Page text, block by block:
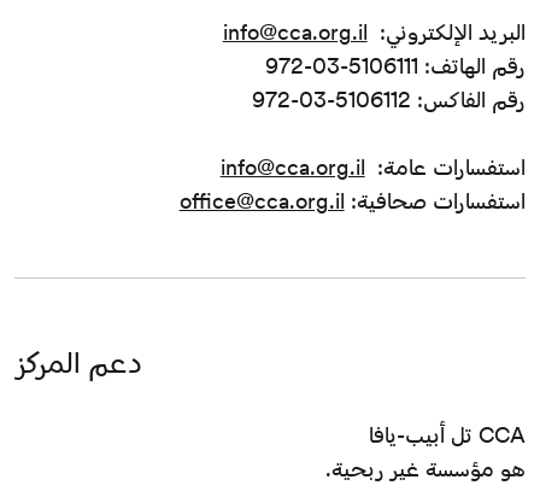
البريد الإلكتروني: info@cca.org.il
رقم الهاتف: 5106111-03-972
رقم الفاكس: 5106112-03-972
استفسارات عامة: info@cca.org.il
استفسارات صحافية: office@cca.org.il
دعم المركز
CCA تل أبيب-يافا
هو مؤسسة غير ربحية.